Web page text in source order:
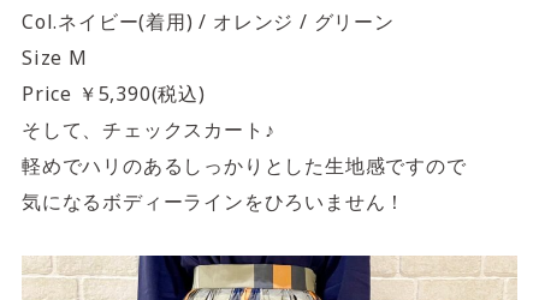
Col.ネイビー(着用) / オレンジ / グリーン
Size M
Price ￥5,390(税込)
そして、チェックスカート♪
軽めでハリのあるしっかりとした生地感ですので
気になるボディーラインをひろいません！